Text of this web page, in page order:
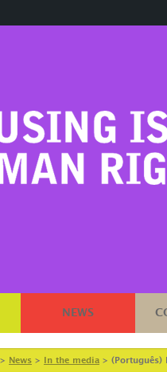
NEWS
> News > In the media > (Português)